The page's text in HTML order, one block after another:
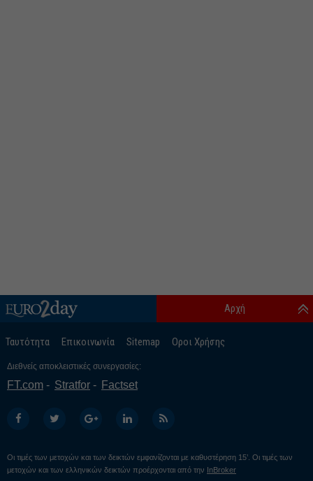
Ταυτότητα Επικοινωνία Sitemap Οροι Χρήσης
Αρχή
Διεθνείς αποκλειστικές συνεργασίες:
FT.com Stratfor Factset
Οι τιμές των μετοχών και των δεικτών εμφανίζονται με καθυστέρηση 15’. Οι τιμές των
μετοχών και των ελληνικών δεικτών προέρχονται από την InBroker